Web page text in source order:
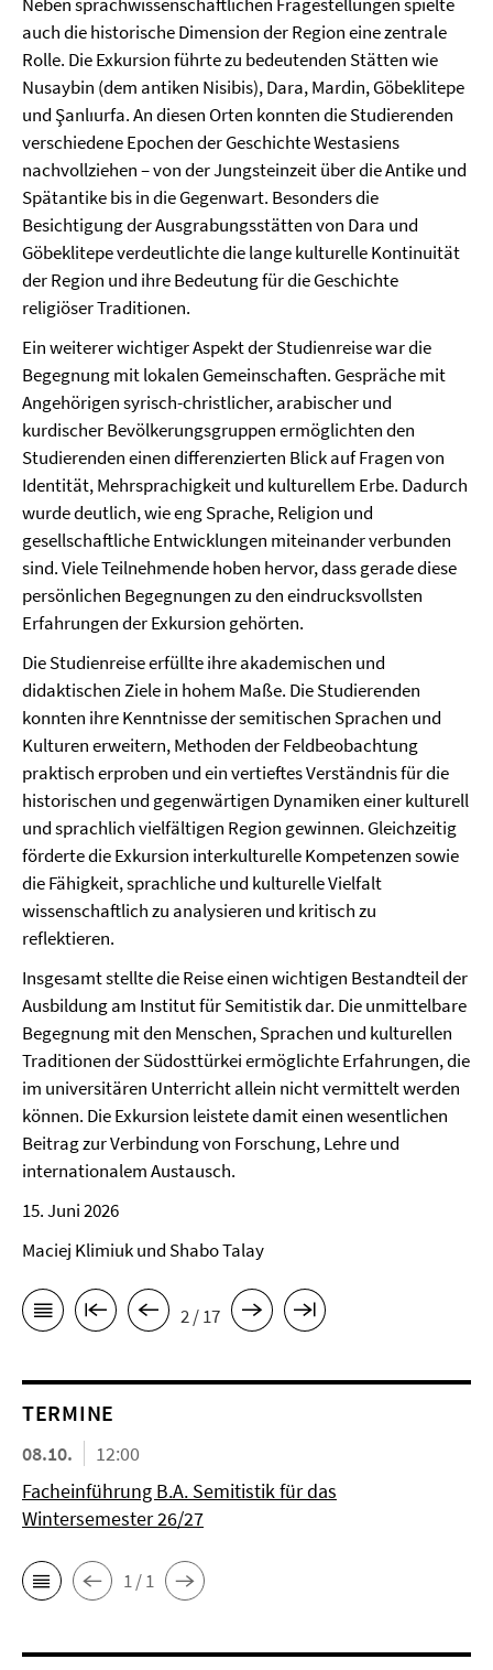
auch die historische Dimension der Region eine zentrale
Rolle. Die Exkursion führte zu bedeutenden Stätten wie
Nusaybin (dem antiken Nisibis), Dara, Mardin, Göbeklitepe
und Şanlıurfa. An diesen Orten konnten die Studierenden
verschiedene Epochen der Geschichte Westasiens
nachvollziehen – von der Jungsteinzeit über die Antike und
Spätantike bis in die Gegenwart. Besonders die
Besichtigung der Ausgrabungsstätten von Dara und
Göbeklitepe verdeutlichte die lange kulturelle Kontinuität
der Region und ihre Bedeutung für die Geschichte
religiöser Traditionen.
Ein weiterer wichtiger Aspekt der Studienreise war die
Begegnung mit lokalen Gemeinschaften. Gespräche mit
Angehörigen syrisch-christlicher, arabischer und
kurdischer Bevölkerungsgruppen ermöglichten den
Studierenden einen differenzierten Blick auf Fragen von
Identität, Mehrsprachigkeit und kulturellem Erbe. Dadurch
wurde deutlich, wie eng Sprache, Religion und
gesellschaftliche Entwicklungen miteinander verbunden
sind. Viele Teilnehmende hoben hervor, dass gerade diese
persönlichen Begegnungen zu den eindrucksvollsten
Erfahrungen der Exkursion gehörten.
Die Studienreise erfüllte ihre akademischen und
didaktischen Ziele in hohem Maße. Die Studierenden
konnten ihre Kenntnisse der semitischen Sprachen und
Kulturen erweitern, Methoden der Feldbeobachtung
praktisch erproben und ein vertieftes Verständnis für die
historischen und gegenwärtigen Dynamiken einer kulturell
und sprachlich vielfältigen Region gewinnen. Gleichzeitig
förderte die Exkursion interkulturelle Kompetenzen sowie
die Fähigkeit, sprachliche und kulturelle Vielfalt
wissenschaftlich zu analysieren und kritisch zu
reflektieren.
Insgesamt stellte die Reise einen wichtigen Bestandteil der
Ausbildung am Institut für Semitistik dar. Die unmittelbare
Begegnung mit den Menschen, Sprachen und kulturellen
Traditionen der Südosttürkei ermöglichte Erfahrungen, die
im universitären Unterricht allein nicht vermittelt werden
können. Die Exkursion leistete damit einen wesentlichen
Beitrag zur Verbindung von Forschung, Lehre und
internationalem Austausch.
15. Juni 2026
Maciej Klimiuk und Shabo Talay
2 / 17
TERMINE
08.10.
12:00
Facheinführung B.A. Semitistik für das
Wintersemester 26/27
1 / 1